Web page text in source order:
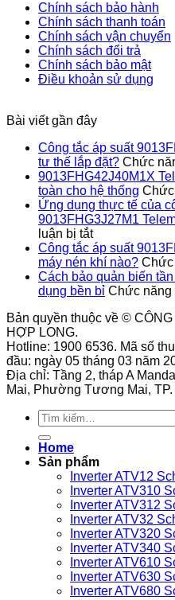
Chính sách bảo hành
Chính sách thanh toán
Chính sách vận chuyển
Chính sách đổi trả
Chính sách bảo mật
Điều khoản sử dụng
Bài viết gần đây
Công tắc áp suất
tư thế lắp đặt? Chức
9013FHG42J40M1X
toàn cho hệ thống
Ứng dụng thực tế của
9013FHG3J27M1
luận bị tắtở
Ứng
dụng
thực
tế
công
áp
suất
Công tắc áp suất
máy nén khí nào? Chức
Cách bảo quản biến
dụng bền bỉ Chức năng
Bản quyền thuộc về ©
HỢP LONG.
Hotline: 1900 6536. Mã số
đầu: ngày 05 tháng 03 năm
Địa chỉ: Tầng 2, tháp A
Mai, Phường Tương Mai, TP.
Tìm
kiếm:
Home
Sản phẩm
Inverter ATV12
Inverter ATV310
Inverter ATV312
Inverter ATV32
Inverter ATV320
Inverter ATV340
Inverter ATV610
Inverter ATV630
Inverter ATV680